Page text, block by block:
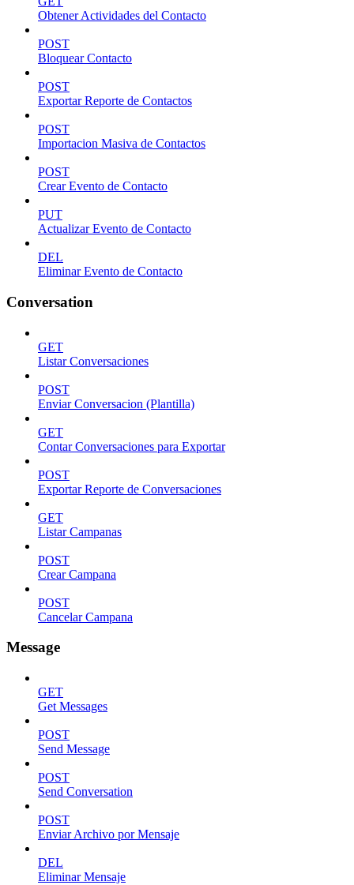
Obtener Actividades del Contacto
POST
Bloquear Contacto
POST
Exportar Reporte de Contactos
POST
Importacion Masiva de Contactos
POST
Crear Evento de Contacto
PUT
Actualizar Evento de Contacto
DEL
Eliminar Evento de Contacto
Conversation
GET
Listar Conversaciones
POST
Enviar Conversacion (Plantilla)
GET
Contar Conversaciones para Exportar
POST
Exportar Reporte de Conversaciones
GET
Listar Campanas
POST
Crear Campana
POST
Cancelar Campana
Message
GET
Get Messages
POST
Send Message
POST
Send Conversation
POST
Enviar Archivo por Mensaje
DEL
Eliminar Mensaje